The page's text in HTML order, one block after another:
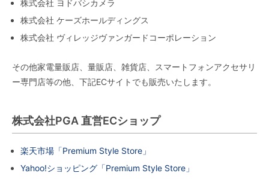
株式会社 ヨドバシカメラ
株式会社 ケーズホールディングス
株式会社 ヴィレッジヴァンガードコーポレーション
その他家電量販店、量販店、雑貨店、スマートフォンアクセサリ
ー専門店等の他、下記ECサイトでも販売いたします。
株式会社PGA 直営ECショップ
楽天市場「Premium Style Store」
Yahoo!ショッピング「Premium Style Store」